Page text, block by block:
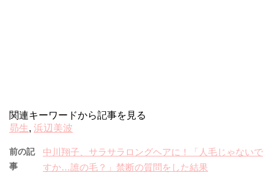
関連キーワードから記事を見る
昴生, 浜辺美波
前の記
事
中川翔子、サラサラロングヘアに！「人毛じゃないで
すか…誰の毛？」禁断の質問をした結果